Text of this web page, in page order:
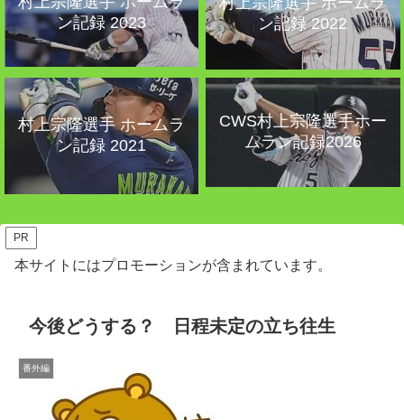
ン記録 2023
ン記録 2022
村上宗隆選手 ホームラ
ン記録 2021
CWS村上宗隆選手ホー
ムラン記録2026
PR
本サイトにはプロモーションが含まれています。
今後どうする？ 日程未定の立ち往生
番外編